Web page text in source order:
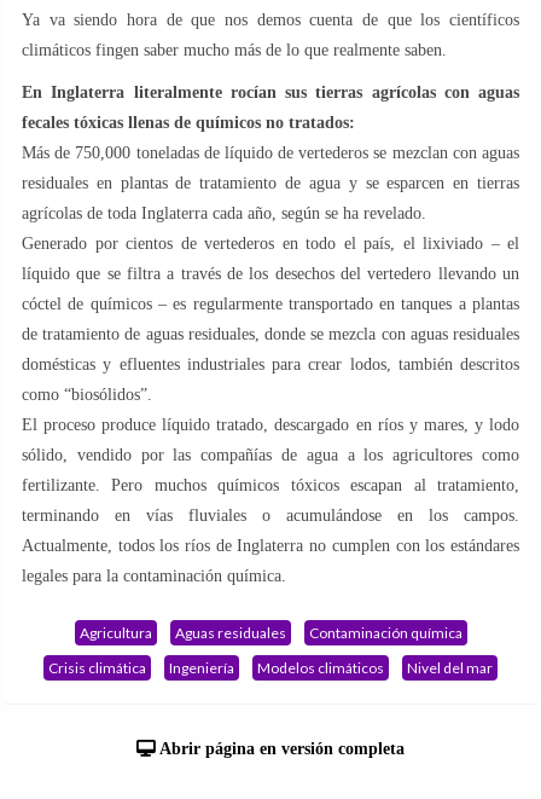
Ya va siendo hora de que nos demos cuenta de que los científicos
climáticos fingen saber mucho más de lo que realmente saben.
En Inglaterra literalmente rocían sus tierras agrícolas con aguas
fecales tóxicas llenas de químicos no tratados:
Más de 750,000 toneladas de líquido de vertederos se mezclan con aguas
residuales en plantas de tratamiento de agua y se esparcen en tierras
agrícolas de toda Inglaterra cada año, según se ha revelado.
Generado por cientos de vertederos en todo el país, el lixiviado – el
líquido que se filtra a través de los desechos del vertedero llevando un
cóctel de químicos – es regularmente transportado en tanques a plantas
de tratamiento de aguas residuales, donde se mezcla con aguas residuales
domésticas y efluentes industriales para crear lodos, también descritos
como “biosólidos”.
El proceso produce líquido tratado, descargado en ríos y mares, y lodo
sólido, vendido por las compañías de agua a los agricultores como
fertilizante. Pero muchos químicos tóxicos escapan al tratamiento,
terminando en vías fluviales o acumulándose en los campos.
Actualmente, todos los ríos de Inglaterra no cumplen con los estándares
legales para la contaminación química.
Agricultura Aguas residuales
Contaminación química
Crisis climática
Ingeniería Modelos climáticos Nivel del mar
Abrir página en versión completa